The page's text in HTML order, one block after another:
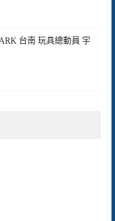
台南 玩具總動員 宇